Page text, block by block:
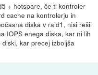
+ hotspare, če ti kontroler
cache na kontrolerju in
diska v raid1, nisi rešil
IOPS enega diska, kar ni lih
kar precej izboljša